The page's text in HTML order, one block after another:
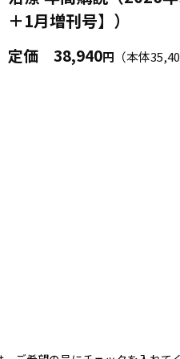
＋1月増刊号】）
定価 38,940円 （本体